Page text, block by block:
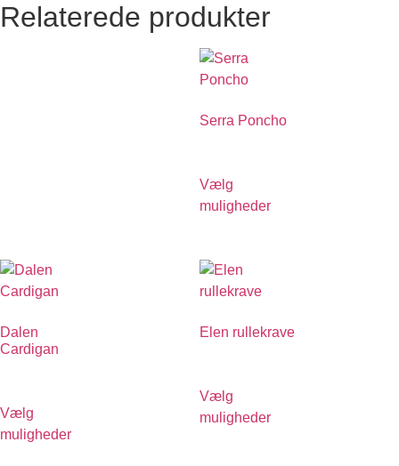
Relaterede produkter
Serra Poncho
Vælg
muligheder
Dalen
Cardigan
Vælg
muligheder
Elen rullekrave
Vælg
muligheder